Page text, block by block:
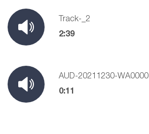
Track-_2
2:39
AUD-20211230-WA0000
0:11